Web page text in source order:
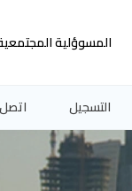
المسوؤلية
التسجيل اتصل